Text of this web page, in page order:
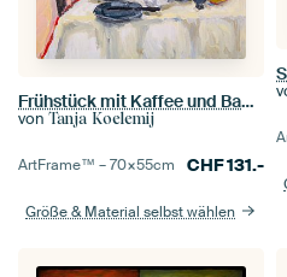
Frühstück mit Kaffee und Baquette
von Tanja Koelemij
ArtFrame™ –70×55cm CHF131.-
Größe & Material selbst wählen